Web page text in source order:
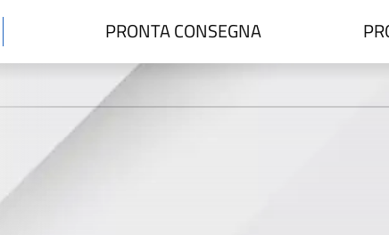
PRONTA CONSEGNA